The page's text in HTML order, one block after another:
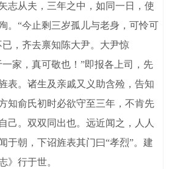
志从夫，三年之中，如同一日，使
。“今止剩三岁孤儿与老身，可怜可
，齐去禀知陈大尹。大尹惊
家，真可敬也！”即报各上司，先
表。诸生及亲戚又义助含殓，告知
知俞氏初时必欲守至三年，不肯先
己。双双同出也。远近闻之，人人
于朝，下诏旌表其门曰“孝烈”。建
》行于世。